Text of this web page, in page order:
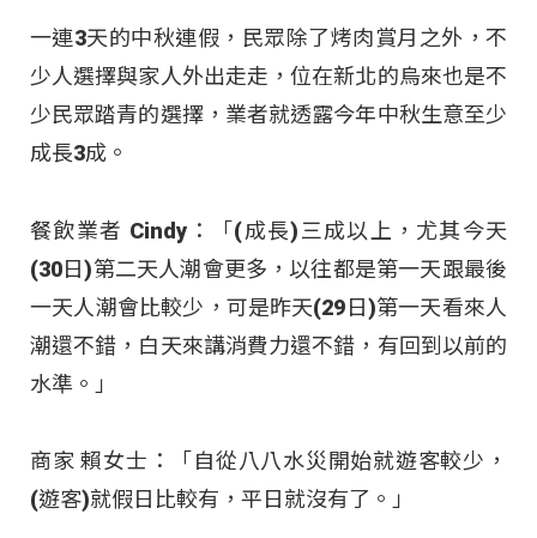
一連3天的中秋連假，民眾除了烤肉賞月之外，不
少人選擇與家人外出走走，位在新北的烏來也是不
少民眾踏青的選擇，業者就透露今年中秋生意至少
成長3成。
餐飲業者 Cindy：「(成長)三成以上，尤其今天
(30日)第二天人潮會更多，以往都是第一天跟最後
一天人潮會比較少，可是昨天(29日)第一天看來人
潮還不錯，白天來講消費力還不錯，有回到以前的
水準。」
商家 賴女士：「自從八八水災開始就遊客較少，
(遊客)就假日比較有，平日就沒有了。」